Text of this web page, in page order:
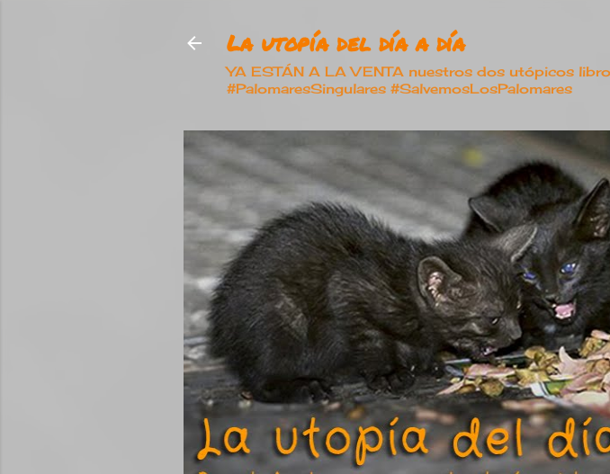
La utopía del día a día
YA ESTÁN A LA VENTA nuestros dos utópicos
#PalomaresSingulares #SalvemosLosPalomares